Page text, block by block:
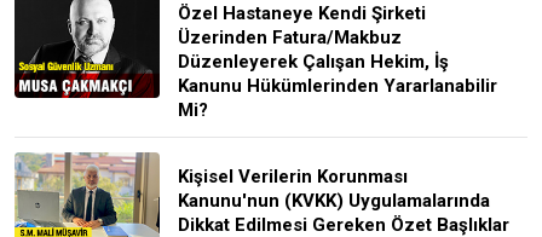
Özel Hastaneye Kendi Şirketi
Üzerinden Fatura/Makbuz
Düzenleyerek Çalışan Hekim, İş
Kanunu Hükümlerinden Yararlanabilir
Mi?
Kişisel Verilerin Korunması
Kanunu'nun (KVKK) Uygulamalarında
Dikkat Edilmesi Gereken Özet Başlıklar